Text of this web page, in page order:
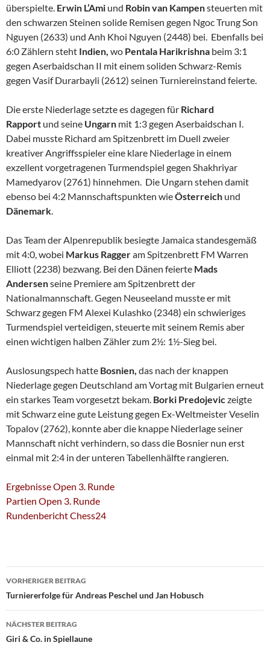
überspielte. Erwin L’Ami und Robin van Kampensteuerten mit
den schwarzen Steinen solide Remisen gegen Ngoc Trung Son
Nguyen (2633) und Anh Khoi Nguyen (2448) bei. Ebenfalls bei
6:0 Zählern steht Indien, wo Pentala Harikrishna beim 3:1
gegen Aserbaidschan II mit einem soliden Schwarz-Remis
gegen Vasif Durarbayli (2612) seinen Turniereinstand feierte.
Die erste Niederlage setzte es dagegen für Richard
Rapport und seine Ungarn mit 1:3 gegen Aserbaidschan I.
Dabei musste Richard am Spitzenbrett im Duell zweier
kreativer Angriffsspieler eine klare Niederlage in einem
exzellent vorgetragenen Turmendspiel gegen Shakhriyar
Mamedyarov (2761) hinnehmen. Die Ungarn stehen damit
ebenso bei 4:2 Mannschaftspunkten wieÖsterreich und
Dänemark.
Das Team der Alpenrepublik besiegte Jamaica standesgemäß
mit 4:0, wobei Markus Raggeram Spitzenbrett FM Warren
Elliott (2238) bezwang. Bei den Dänen feierte Mads
Andersenseine Premiere am Spitzenbrett der
Nationalmannschaft. Gegen Neuseeland musste er mit
Schwarz gegen FM Alexei Kulashko (2348) ein schwieriges
Turmendspiel verteidigen, steuerte mit seinem Remis aber
einen wichtigen halben Zähler zum 2½: 1½-Sieg bei.
Auslosungspech hatte Bosnien, das nach der knappen
Niederlage gegen Deutschland am Vortag mit Bulgarien erneut
ein starkes Team vorgesetzt bekam. Borki Predojeviczeigte
mit Schwarz eine gute Leistung gegen Ex-Weltmeister Veselin
Topalov (2762), konnte aber die knappe Niederlage seiner
Mannschaft nicht verhindern, so dass die Bosnier nun erst
einmal mit 2:4 in der unteren Tabellenhälfte rangieren.
Ergebnisse Open 3. Runde
Partien Open 3. Runde
Rundenbericht Chess24
Beitragsnavigation
VORHERIGER BEITRAG
Turniererfolge für Andreas Peschel und Jan Hobusch
NÄCHSTER BEITRAG
Giri & Co. in Spiellaune